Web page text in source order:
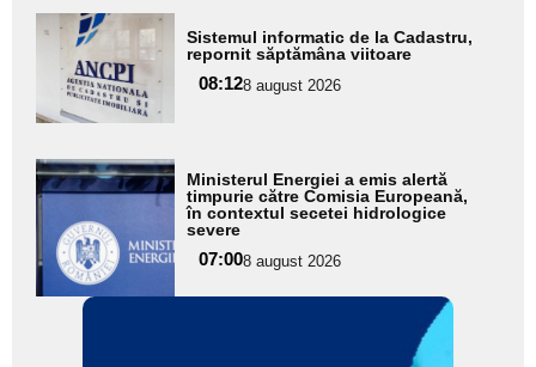
Adaugă
aici textul
pentru
subtitlu
Sistemul informatic de la Cadastru,
repornit săptămâna viitoare
08:128 august 2026
Adaugă
aici textul
pentru
subtitlu
Ministerul Energiei a emis alertă
timpurie către Comisia Europeană,
în contextul secetei hidrologice
severe
07:008 august 2026